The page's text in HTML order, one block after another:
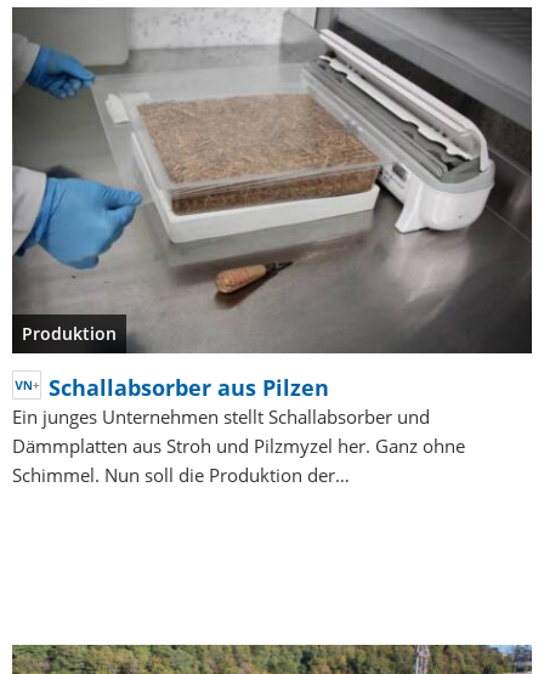
Produktion
Schallabsorber aus Pilzen
Ein junges Unternehmen stellt Schallabsorber und
Dämmplatten aus Stroh und Pilzmyzel her. Ganz ohne
Schimmel. Nun soll die Produktion der…